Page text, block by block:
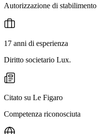
Autorizzazione di stabilimento
17 anni di esperienza
Diritto societario Lux.
Citato su Le Figaro
Competenza riconosciuta